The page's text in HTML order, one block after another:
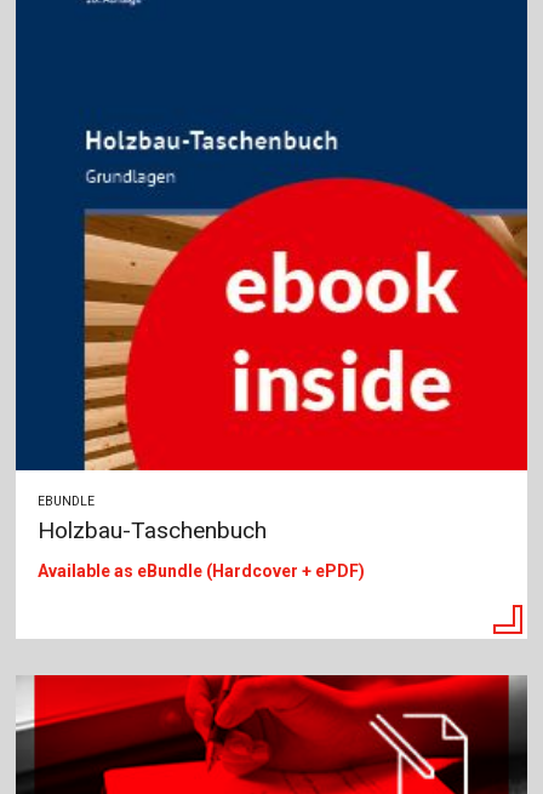
EBUNDLE
Holzbau-Taschenbuch
Available as eBundle (Hardcover + ePDF)